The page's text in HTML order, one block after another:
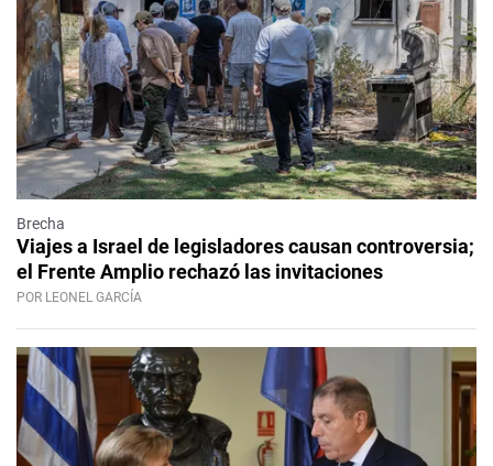
Brecha
Viajes a Israel de legisladores causan controversia;
el Frente Amplio rechazó las invitaciones
POR LEONEL GARCÍA